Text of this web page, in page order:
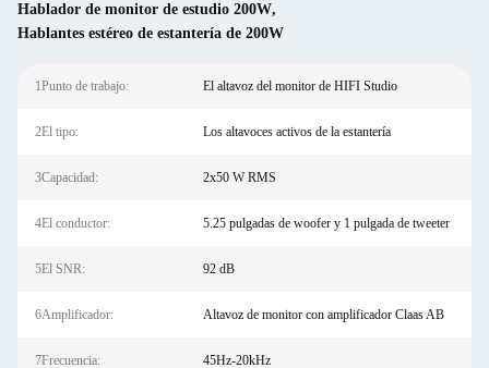
Hablador de monitor de estudio 200W,
Hablantes estéreo de estantería de 200W
1Punto de trabajo: El altavoz del monitor de HIFI Studio
2El tipo: Los altavoces activos de la estantería
3Capacidad: 2x50 W RMS
4El conductor: 5.25 pulgadas de woofer y 1 pulgada de tweeter
5El SNR: 92 dB
6Amplificador: Altavoz de monitor con amplificador Claas AB
7Frecuencia: 45Hz-20kHz